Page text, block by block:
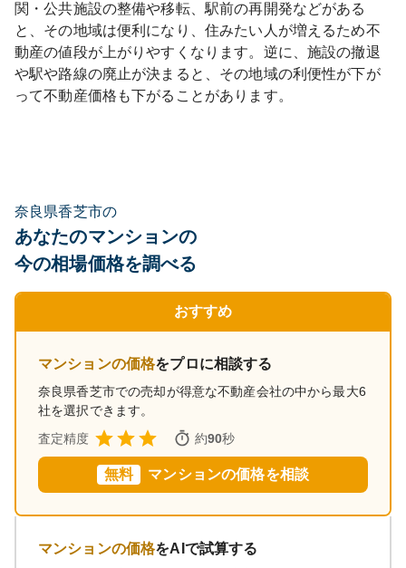
関・公共施設の整備や移転、駅前の再開発などがある
と、その地域は便利になり、住みたい人が増えるため不
動産の値段が上がりやすくなります。逆に、施設の撤退
や駅や路線の廃止が決まると、その地域の利便性が下が
って不動産価格も下がることがあります。
奈良県香芝市の
あなたのマンションの
今の相場価格を調べる
おすすめ
マンションの価格をプロに相談する
奈良県香芝市での売却が得意な不動産会社の中から最大6
社を選択できます。
査定精度
約90秒
無料 マンションの価格を相談
マンションの価格をAIで試算する